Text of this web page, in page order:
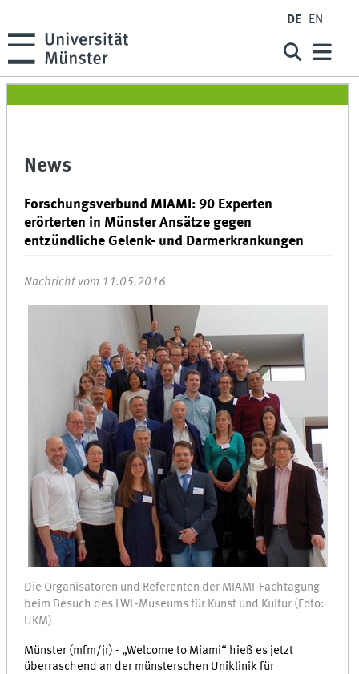
DE EN
News
Forschungsverbund MIAMI: 90 Experten
erörterten in Münster Ansätze gegen
entzündliche Gelenk- und Darmerkrankungen
Nachricht vom 11.05.2016
Die Organisatoren und Referenten der MIAMI-Fachtagung
beim Besuch des LWL-Museums für Kunst und Kultur (Foto:
UKM)
Münster (mfm/jr) - „Welcome to Miami“ hieß es jetzt
überraschend an der münsterschen Uniklinik für